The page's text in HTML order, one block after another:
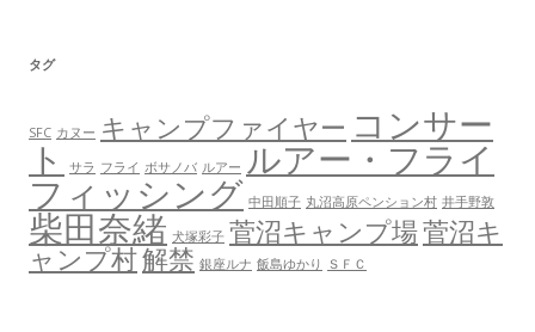
タグ
SFC カヌー キャンプファイヤー コンサー
ト サラ フライ ボサノバ ルアー ルアー・フライ
フィッシング 中田順子 丸沼高原ペンション村 井手野敦
柴田奈緒 犬塚彩子 菅沼キャンプ場菅沼キ
ャンプ村解禁 銀座ルナ 飯島ゆかり ＳＦＣ